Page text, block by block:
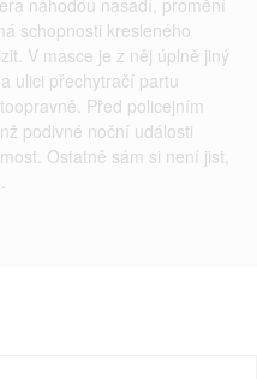
náhodou nasadí, promění
schopnosti kresleného
V masce je z něj úplně jiný
ulici přechytračí partu
Před policejním
podivné noční události
Ostatně sám si není jist,